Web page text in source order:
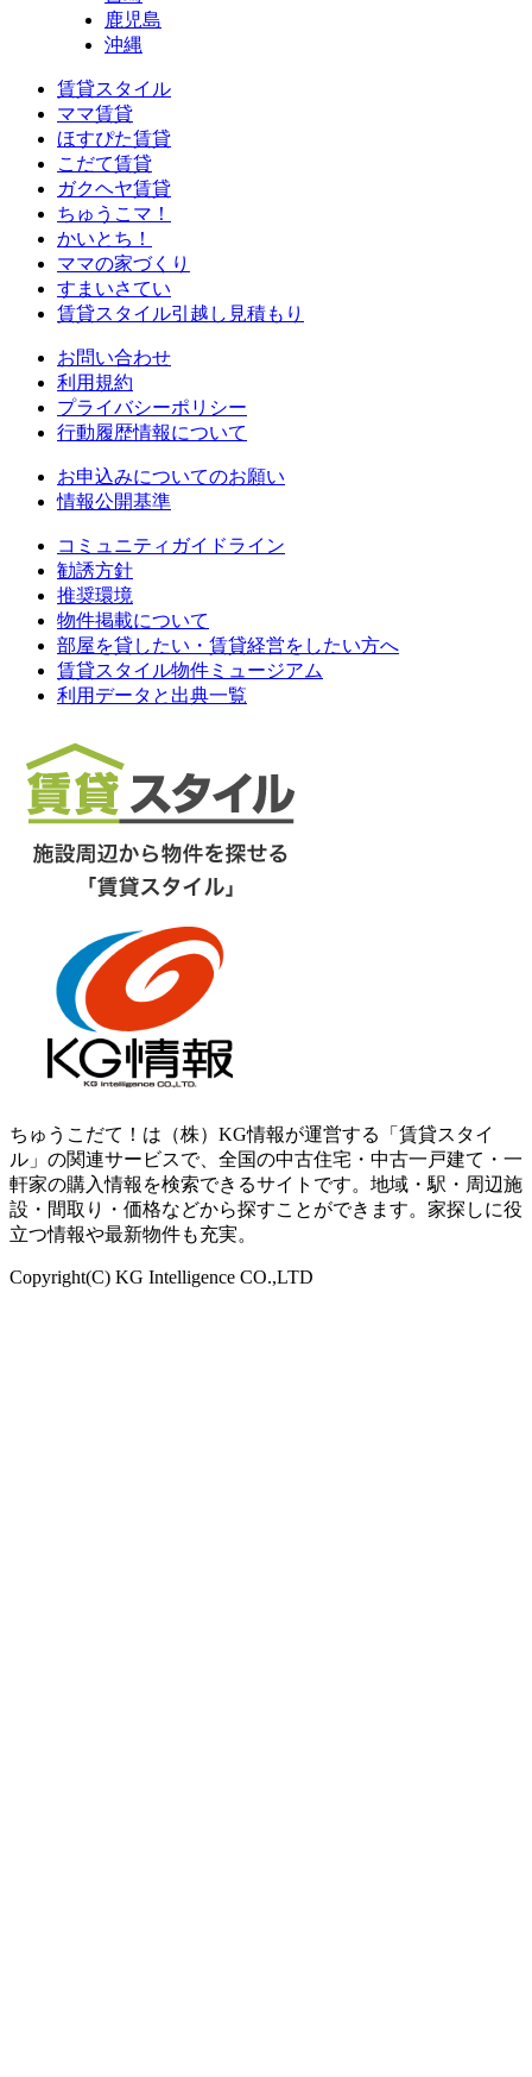
鹿児島
沖縄
賃貸スタイル
ママ賃貸
ほすぴた賃貸
こだて賃貸
ガクヘヤ賃貸
ちゅうこマ！
かいとち！
ママの家づくり
すまいさてい
賃貸スタイル引越し見積もり
お問い合わせ
利用規約
プライバシーポリシー
行動履歴情報について
お申込みについてのお願い
情報公開基準
コミュニティガイドライン
勧誘方針
推奨環境
物件掲載について
部屋を貸したい・賃貸経営をしたい方へ
賃貸スタイル物件ミュージアム
利用データと出典一覧
ちゅうこだて！は（株）KG情報が運営する「賃貸スタイ
ル」の関連サービスで、全国の中古住宅・中古一戸建て・一
軒家の購入情報を検索できるサイトです。地域・駅・周辺施
設・間取り・価格などから探すことができます。家探しに役
立つ情報や最新物件も充実。
Copyright(C) KG Intelligence CO.,LTD